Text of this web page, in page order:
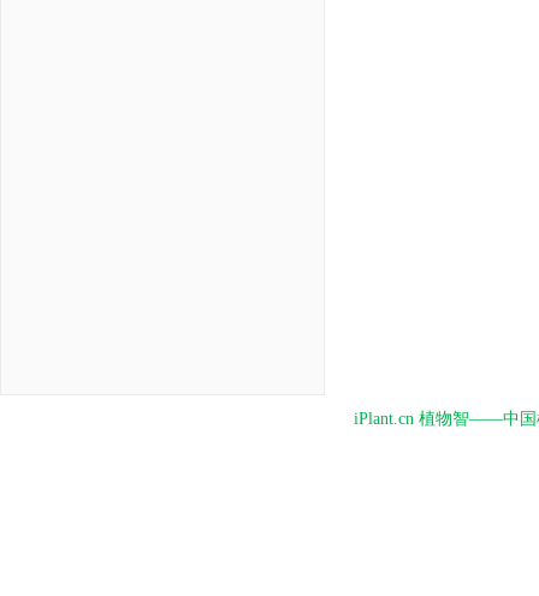
iPlant.cn 植物智——中国